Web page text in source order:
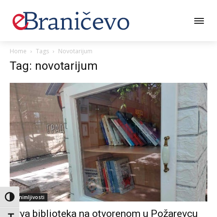
Toggle High Contrast
Home Tags Novotarijum
Tag: novotarijum
Zanimljivosti
Prva biblioteka na otvorenom u Požarevcu